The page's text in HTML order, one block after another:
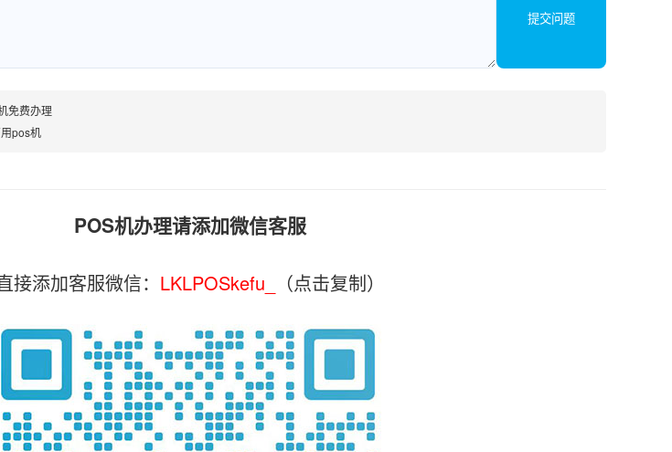
提交问题
免费办理
pos机
POS机办理请添加微信客服
接添加客服微信： LKLPOSkefu_ （点击复制）